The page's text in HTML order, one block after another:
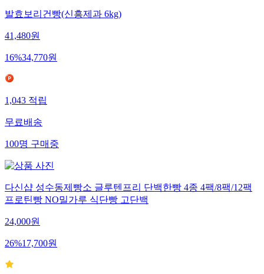
발효보리건빵(신흥제과 6kg)
41,480원
16%34,770원
1,043적립
무료배송
100명구매중
다신샵 성수동제빵소 글루텐프리 단백한빵 4종 4팩/8팩/12팩
프로틴빵 NO밀가루 식단빵 고단백
24,000원
26%17,700원